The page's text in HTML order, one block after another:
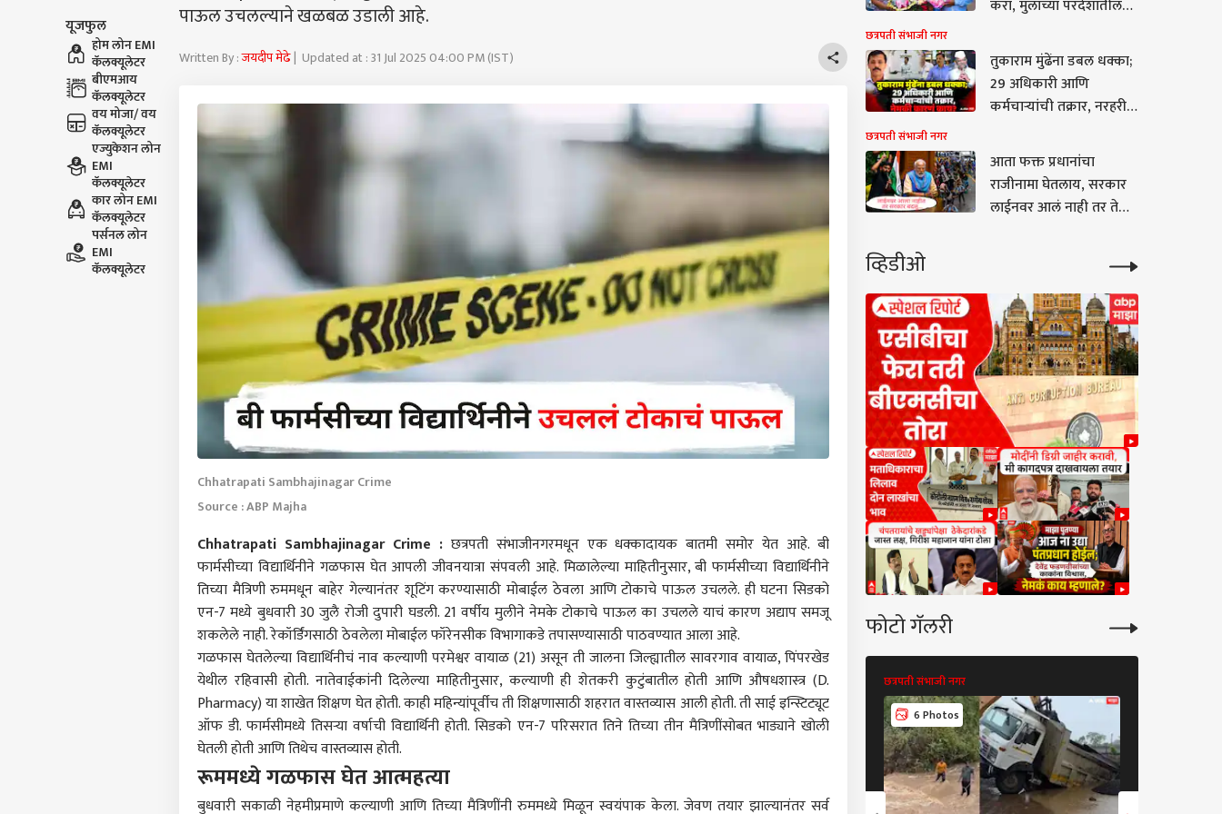
यूजफुल
होम लोन EMI
कॅलक्यूलेटर
बीएमआय
कॅलक्यूलेटर
वय मोजा/ वय
कॅलक्यूलेटर
एज्युकेशन लोन
EMI
कॅलक्यूलेटर
कार लोन EMI
कॅलक्यूलेटर
पर्सनल लोन
EMI
कॅलक्यूलेटर
पाऊल उचलल्याने खळबळ उडाली आहे.
Written By :जयदीप मेढे| Updated at : 31 Jul 2025 04:00 PM (IST)
Chhatrapati Sambhajinagar Crime
Source : ABP Majha
Chhatrapati Sambhajinagar Crime : छत्रपती संभाजीनगरमधून एक धक्कादायक बातमी समोर येत आहे. बी
फार्मसीच्या विद्यार्थिनीने गळफास घेत आपली जीवनयात्रा संपवली आहे. मिळालेल्या माहितीनुसार, बी फार्मसीच्या विद्यार्थिनीने
तिच्या मैत्रिणी रुममधून बाहेर गेल्यानंतर शूटिंग करण्यासाठी मोबाईल ठेवला आणि टोकाचे पाऊल उचलले. ही घटना सिडको
एन-7 मध्ये बुधवारी 30 जुलै रोजी दुपारी घडली. 21 वर्षीय मुलीने नेमके टोकाचे पाऊल का उचलले याचं कारण अद्याप समजू
शकलेले नाही. रेकॉर्डिंगसाठी ठेवलेला मोबाईल फॉरेनसीक विभागाकडे तपासण्यासाठी पाठवण्यात आला आहे.
गळफास घेतलेल्या विद्यार्थिनीचं नाव कल्याणी परमेश्वर वायाळ (21) असून ती जालना जिल्ह्यातील सावरगाव वायाळ, पिंपरखेड
येथील रहिवासी होती. नातेवाईकांनी दिलेल्या माहितीनुसार, कल्याणी ही शेतकरी कुटुंबातील होती आणि औषधशास्त्र (D.
Pharmacy) या शाखेत शिक्षण घेत होती. काही महिन्यांपूर्वीच ती शिक्षणासाठी शहरात वास्तव्यास आली होती. ती साई इन्स्टिट्यूट
ऑफ डी. फार्मसीमध्ये तिसऱ्या वर्षाची विद्यार्थिनी होती. सिडको एन-7 परिसरात तिने तिच्या तीन मैत्रिणींसोबत भाड्याने खोली
घेतली होती आणि तिथेच वास्तव्यास होती.
रूममध्ये गळफास घेत आत्महत्या
बुधवारी सकाळी नेहमीप्रमाणे कल्याणी आणि तिच्या मैत्रिणींनी रुममध्ये मिळून स्वयंपाक केला. जेवण तयार झाल्यानंतर सर्व
करा, मुलाच्या परदेशातील
पुरवला?' निवडणूक
आयोगासह टॅक्स
अधिकाऱ्यांना सुद्धा कोणी
छत्रपती संभाजी नगर
तुकाराम मुंढेंना डबल धक्का;
29 अधिकारी आणि
कर्मचाऱ्यांची तक्रार, नरहरी
काय घडलं?
छत्रपती संभाजी नगर
आता फक्त प्रधानांचा
राजीनामा घेतलाय, सरकार
लाईनवर आलं नाही तर तेही
व्हिडीओ
फोटो गॅलरी
छत्रपती संभाजी नगर
6 Photos